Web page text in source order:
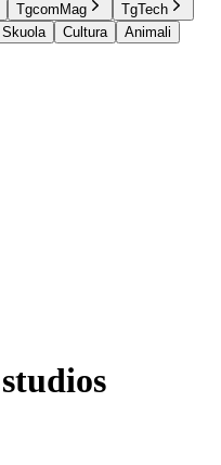
TgcomMag
TgTech
Skuola Cultura
Animali
studios